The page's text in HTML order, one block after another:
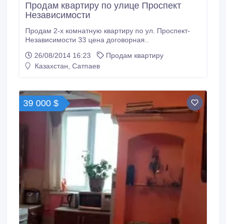
Продам квартиру по улице Проспект
Независимости
Продам 2-х комнатную квартиру по ул. Проспект-
Независимости 33 цена договорная..
26/08/2014 16:23
Продам квартиру
Казахстан, Сатпаев
39 000 $